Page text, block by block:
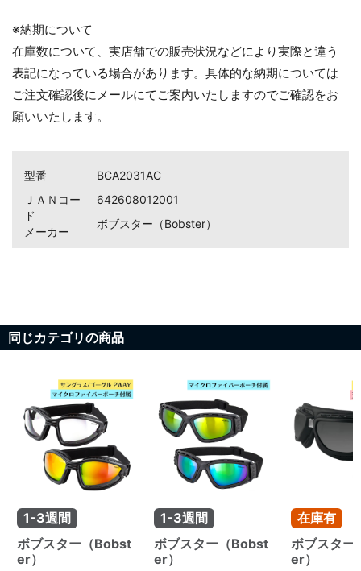
※納期について
在庫数について、実店舗での販売状況などにより実際と違う
表記になっている場合があります。具体的な納期については
ご注文確認後にメールにてご案内いたしますのでご確認をお
願いいたします。
型番
BCA2031AC
ＪＡＮコー
ド
642608012001
メーカー
ボブスター（Bobster）
お買い物を続ける カートへ進む
同じカテゴリの商品
1-3週間
ボブスター（Bobst
er）
1-3週間
ボブスター（Bobst
er）
在庫有
ボブスタ
er）